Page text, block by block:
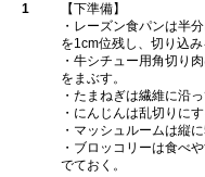
1
【下準備】
・レーズン食パンは半
を1cm位残し、切り込
・牛シチュー用角切り
をまぶす。
・たまねぎは繊維に沿
・にんじんは乱切りにす
・マッシュルームは縦
・ブロッコリーは食べ
でておく。